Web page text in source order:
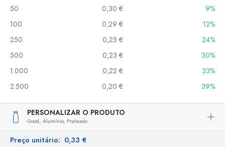
50
0,30 €
9%
100
0,29 €
12%
250
0,25 €
24%
500
0,23 €
30%
1.000
0,22 €
33%
2.500
0,20 € 39%
PERSONALIZAR O PRODUTO
Good, Alumínio, Prateado
Preço unitário: 0,33 €